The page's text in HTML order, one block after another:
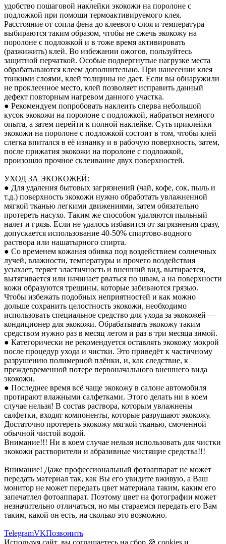
удобство пошаговой наклейки экокожи на поролоне с
подложкой при помощи термоактивируемого клея.
Расстояние от сопла фена до клеевого слоя и температура
выбираются таким образом, чтобы не сжечь экокожу на
поролоне с подложкой и в тоже время активировать
(разжижить) клей. Во избежании ожогов, пользуйтесь
защитной перчаткой. Особые подвергнутые нагрузке места
обрабатываются клеем дополнительно. При нанесении клея
тонкими слоями, клей толщины не дает. Если вы обнаружили
не проклеенное место, клей позволяет исправить данный
дефект повторным нагревом данного участка.
● Рекомендуем попробовать наклеить сперва небольшой
кусок экокожи на поролоне с подложкой, набраться немного
опыта, а затем перейти к полной наклейке. Суть приклейки
экокожи на поролоне с подложкой состоит в том, чтобы клей
слегка впитался в её изнанку и в рабочую поверхность, затем,
после прижатия экокожи на поролоне с подложкой,
произошло прочное склеивание двух поверхностей.
УХОД ЗА ЭКОКОЖЕЙ:
● Для удаления бытовых загрязнений (чай, кофе, сок, пыль и
т.д.) поверхность экокожи нужно обработать увлажненной
мягкой тканью легкими движениями, затем обязательно
протереть насухо. Таким же способом удаляются пыльный
налет и грязь. Если не удалось избавится от загрязнения сразу,
допускается использование 40-50% спиртово-водного
раствора или нашатырного спирта.
● Со временем кожаная обивка под воздействием солнечных
лучей, влажности, температуры и прочего воздействия
усыхает, теряет эластичность и внешний вид, вытирается,
вытягивается или начинает рваться по швам, а на поверхности
кожи образуются трещины, которые забиваются грязью.
Чтобы избежать подобных неприятностей и как можно
дольше сохранить целостность экокожи, необходимо
использовать специальное средство для ухода за экокожей —
кондиционер для экокожи. Обрабатывать экокожу таким
средством нужно раз в месяц летом и раз в три месяца зимой.
● Категорически не рекомендуется оставлять экокожу мокрой
после процедур ухода и чистки. Это приведёт к частичному
разрушению полимерной плёнки, и, как следствие, к
преждевременной потере первоначального внешнего вида
экокожи.
● Последнее время всё чаще экокожу в салоне автомобиля
протирают влажными салфетками. Этого делать ни в коем
случае нельзя! В состав раствора, которым увлажнены
салфетки, входят компоненты, которые разрушают экокожу.
Достаточно протереть экокожу мягкой тканью, смоченной
обычной чистой водой.
Внимание!!! Ни в коем случае нельзя использовать для чистки
экокожи растворители и абразивные чистящие средства!!!
Внимание! Даже профессиональный фотоаппарат не может
передать материал так, как Вы его увидите вживую, а Ваш
монитор не может передать цвет материала таким, каким его
запечатлел фотоаппарат. Поэтому цвет на фотографии может
незначительно отличаться, но мы стараемся передать его Вам
таким, какой он есть, на сколько это возможно.
TelegramVKПозвонить
Используя сайт, вы соглашаетесь на сбор 🍪 cookies и